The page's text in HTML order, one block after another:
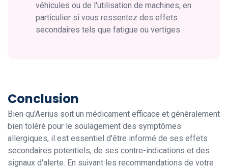
véhicules ou de l'utilisation de machines, en
particulier si vous ressentez des effets
secondaires tels que fatigue ou vertiges.
Conclusion
Bien qu'Aerius soit un médicament efficace et généralement
bien toléré pour le soulagement des symptômes
allergiques, il est essentiel d'être informé de ses effets
secondaires potentiels, de ses contre-indications et des
signaux d'alerte. En suivant les recommandations de votre